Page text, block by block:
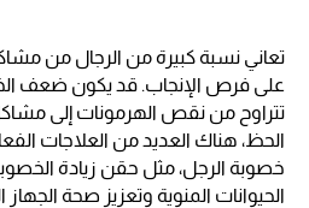
تعاني نسبة كبيرة من الرجال من
على فرص الإنجاب. قد يكون ضعف
تتراوح من نقص الهرمونات إلى
الحظ، هناك العديد من العلاجات
خصوبة الرجل، مثل حقن زيادة
الحيوانات المنوية وتعزيز صحة